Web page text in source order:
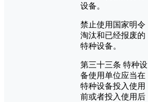
设备。
禁止使用国家明令
淘汰和已经报废的
特种设备。
第三十三条 特种设
备使用单位应当在
特种设备投入使用
前或者投入使用后